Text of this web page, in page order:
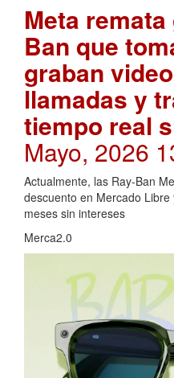
Meta
Ban que
graban
llamadas y
tiempo real
Mayo, 2026
Actualmente, las Ray-Ban
descuento en Mercado
meses sin intereses
Merca2.0